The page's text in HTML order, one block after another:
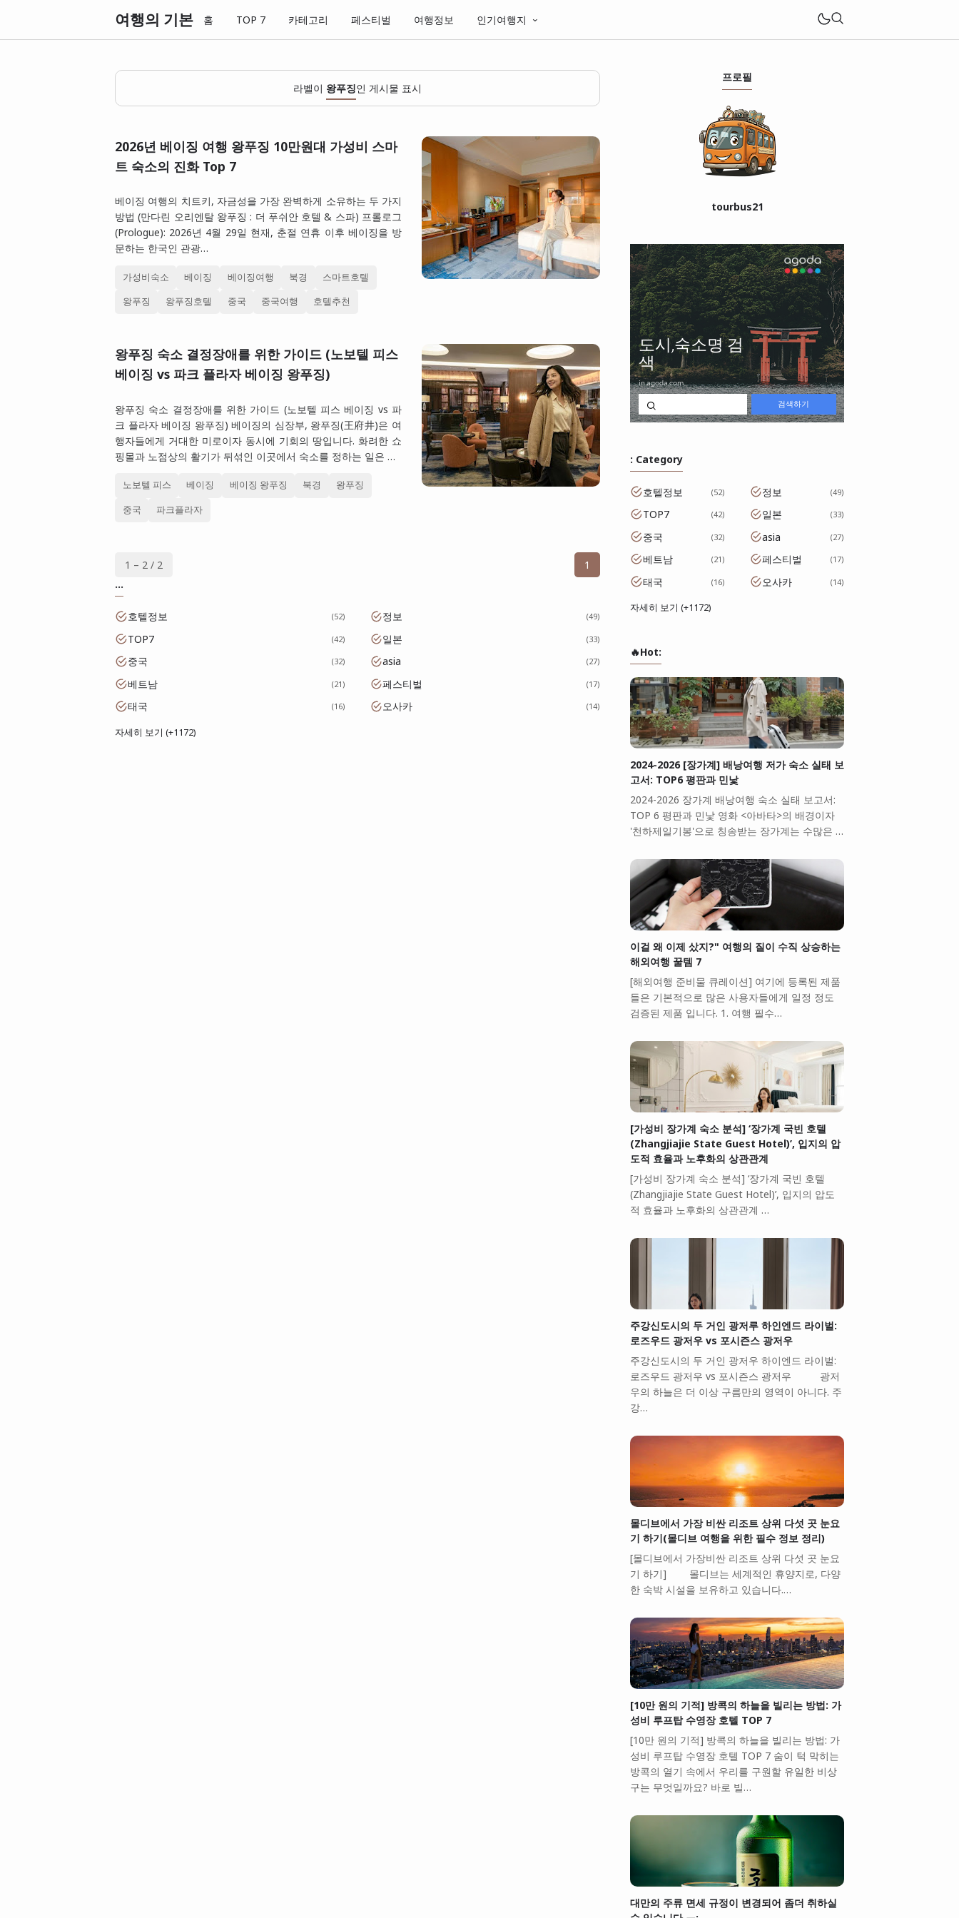
여행의 기본 홈 TOP 7 카테고리 페스티벌 여행정보 인기여행지
라벨이 왕푸징인 게시물 표시
2026년 베이징 여행 왕푸징 10만원대 가성비 스마
트 숙소의 진화 Top 7
베이징 여행의 치트키, 자금성을 가장 완벽하게 소유하는 두 가지
방법 (만다린 오리엔탈 왕푸징 : 더 푸쉬안 호텔 & 스파) 프롤로그
(Prologue): 2026년 4월 29일 현재, 춘절 연휴 이후 베이징을 방
문하는 한국인 관광…
가성비숙소 베이징 베이징여행 북경 스마트호텔
왕푸징 왕푸징호텔 중국 중국여행 호텔추천
왕푸징 숙소 결정장애를 위한 가이드 (노보텔 피스
베이징 vs 파크 플라자 베이징 왕푸징)
왕푸징 숙소 결정장애를 위한 가이드 (노보텔 피스 베이징 vs 파
크 플라자 베이징 왕푸징) 베이징의 심장부, 왕푸징(王府井)은 여
행자들에게 거대한 미로이자 동시에 기회의 땅입니다. 화려한 쇼
핑몰과 노점상의 활기가 뒤섞인 이곳에서 숙소를 정하는 일은 …
노보텔 피스 베이징 베이징 왕푸징 북경 왕푸징
중국 파크플라자
1 – 2 / 2
1
...
호텔정보 52 정보 49
TOP7 42 일본 33
중국 32 asia 27
베트남 21 페스티벌 17
태국 16 오사카 14
자세히 보기 (+1172)
프로필
tourbus21
: Category
호텔정보 52 정보 49
TOP7 42 일본 33
중국 32 asia 27
베트남 21 페스티벌 17
태국 16 오사카 14
자세히 보기 (+1172)
🔥Hot:
2024-2026 [장가계] 배낭여행 저가 숙소 실태 보
고서: TOP6 평판과 민낯
2024-2026 장가계 배낭여행 숙소 실태 보고서:
TOP 6 평판과 민낯 영화 <아바타>의 배경이자
'천하제일기봉'으로 칭송받는 장가계는 수많은 …
이걸 왜 이제 샀지?" 여행의 질이 수직 상승하는
해외여행 꿀템 7
[해외여행 준비물 큐레이션] 여기에 등록된 제품
들은 기본적으로 많은 사용자들에게 일정 정도
검증된 제품 입니다. 1. 여행 필수…
[가성비 장가계 숙소 분석] ‘장가계 국빈 호텔
(Zhangjiajie State Guest Hotel)’, 입지의 압
도적 효율과 노후화의 상관관계
[가성비 장가계 숙소 분석] ‘장가계 국빈 호텔
(Zhangjiajie State Guest Hotel)’, 입지의 압도
적 효율과 노후화의 상관관계 …
주강신도시의 두 거인 광저루 하인엔드 라이벌:
로즈우드 광저우 vs 포시즌스 광저우
주강신도시의 두 거인 광저우 하이엔드 라이벌:
로즈우드 광저우 vs 포시즌스 광저우 광저
우의 하늘은 더 이상 구름만의 영역이 아니다. 주
강…
몰디브에서 가장 비싼 리조트 상위 다섯 곳 눈요
기 하기(몰디브 여행을 위한 필수 정보 정리)
[몰디브에서 가장비싼 리조트 상위 다섯 곳 눈요
기 하기] 몰디브는 세계적인 휴양지로, 다양
한 숙박 시설을 보유하고 있습니다.…
[10만 원의 기적] 방콕의 하늘을 빌리는 방법: 가
성비 루프탑 수영장 호텔 TOP 7
[10만 원의 기적] 방콕의 하늘을 빌리는 방법: 가
성비 루프탑 수영장 호텔 TOP 7 숨이 턱 막히는
방콕의 열기 속에서 우리를 구원할 유일한 비상
구는 무엇일까요? 바로 빌…
대만의 주류 면세 규정이 변경되어 좀더 취하실